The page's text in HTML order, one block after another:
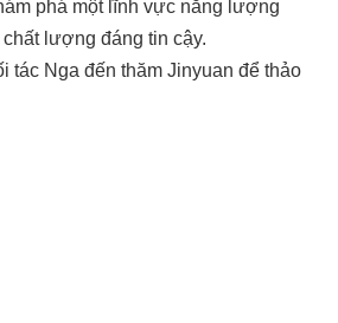
phá một lĩnh vực năng lượng
lượng đáng tin cậy.